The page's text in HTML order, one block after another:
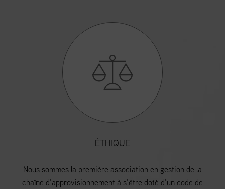
ÉTHIQUE
Nous sommes la première association en gestion de la
chaîne d’approvisionnement à s’être doté d’un code de